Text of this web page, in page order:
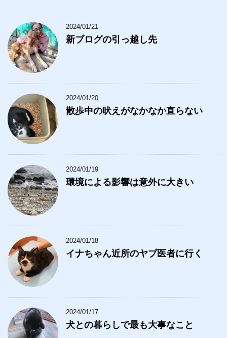
2024/01/21
新ブログの引っ越し先
2024/01/20
散歩中の吠えがなかなか直らない
2024/01/19
環境による影響は意外に大きい
2024/01/18
イナちゃん近所のヤブ医者に行く
2024/01/17
犬との暮らしで最も大事なこと